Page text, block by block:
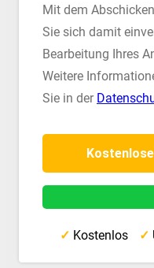
Mit dem
Sie sich damit
Bearbeitung Ihres
Weitere
Sie in der
✓ Kostenlos ✓